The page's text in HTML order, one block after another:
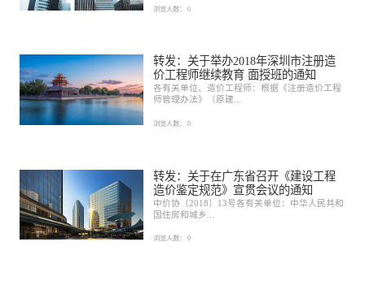
浏览人数： 0
转发：关于举办2018年深圳市注册造
价工程师继续教育 面授班的通知
各有关单位、造价工程师：根据《注册造价工程
师管理办法》（原建...
浏览人数： 0
转发：关于在广东省召开《建设工程
造价鉴定规范》宣贯会议的通知
中价协〔2018〕13号各有关单位：中华人民共和
国住房和城乡...
浏览人数： 0